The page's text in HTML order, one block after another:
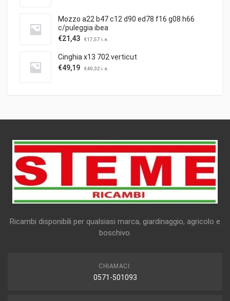
Mozzo a22 b47 c12 d90 ed78 f16 g08 h66
c/puleggia ibea
€21,43 €17,57 i.e.
Cinghia x13 702 verticut
€49,19 €40,32 i.e.
Ricambi disponibili per qualsiasi marca, giardinaggio, agricolo e
boschivo.
CHIAMACI:
0571-501093